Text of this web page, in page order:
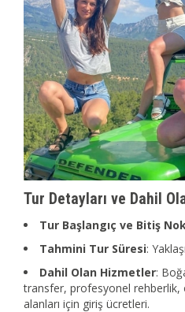
Tur Detayları ve Dahil
Tur Başlangıç ve Bitiş
Tahmini Tur Süresi:
Dahil Olan Hizmetler:
transfer, profesyonel
alanları için giriş ücretleri.